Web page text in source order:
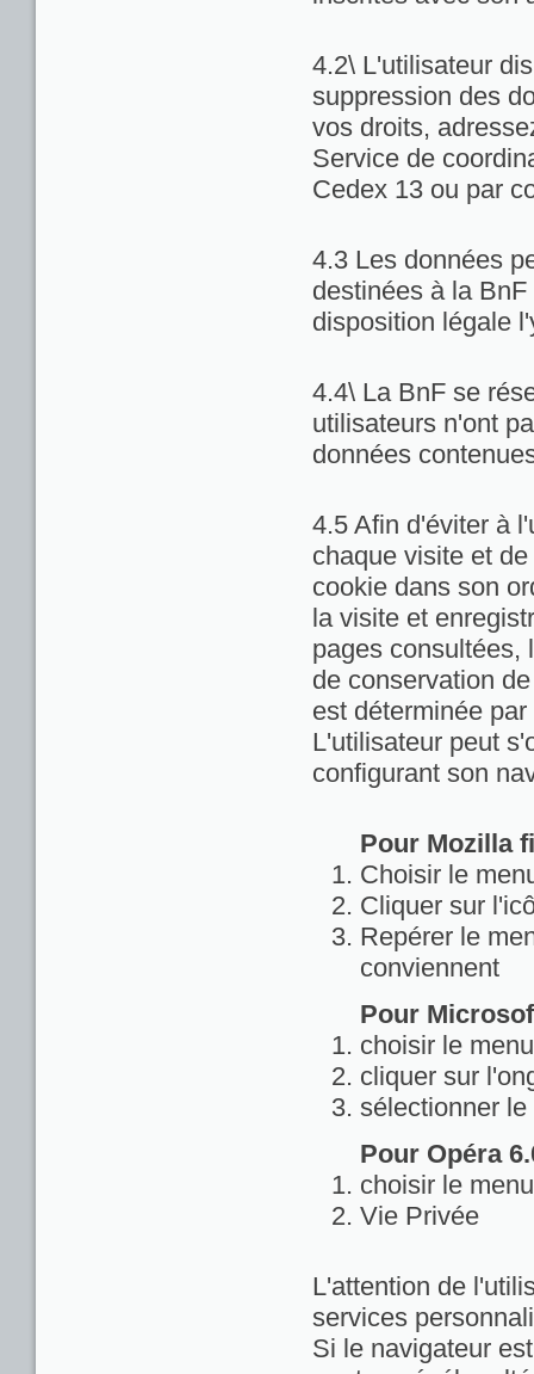
4.2\ L'utilisateur
suppression des
vos droits,
Service de
Cedex 13 ou par
4.3 Les données
destinées à la
disposition légale
4.4\ La BnF se
utilisateurs n'ont
données
4.5 Afin d'éviter à
chaque visite et
cookie dans son
la visite et
pages consultées,
de conservation
est déterminée
L'utilisateur peut
configurant son
Pour Mozilla
Choisir le
Cliquer sur
Repérer le
conviennent
Pour
choisir le
cliquer sur
sélectionner
Pour Opéra
choisir le
Vie Privée
L'attention de
services
Si le navigateur